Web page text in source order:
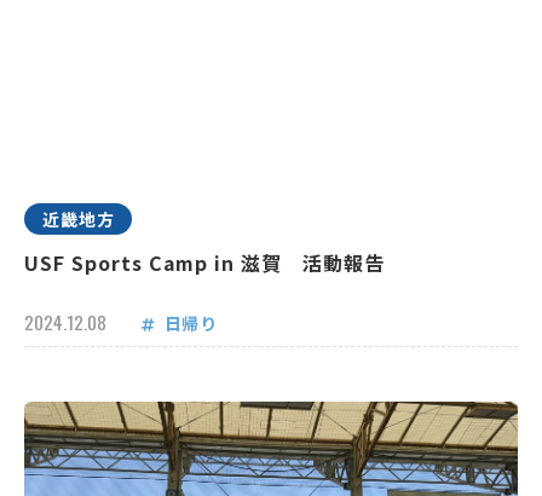
近畿地方
USF Sports Camp in 滋賀 活動報告
2024.12.08 日帰り